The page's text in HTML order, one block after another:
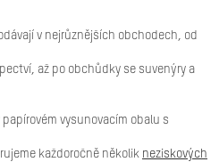
v nejrůznějších obchodech, od
až po obchůdky se suvenýry a
papírovém vysunovacím obalu s
každoročně několik neziskových